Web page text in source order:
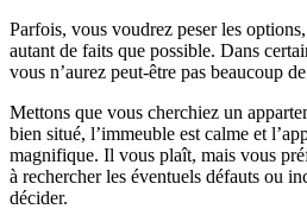
Parfois, vous voudrez peser les
autant de faits que possible. Dans
vous n’aurez peut-être pas beaucoup
Mettons que vous cherchiez un
bien situé, l’immeuble est calme et
magnifique. Il vous plaît, mais vous
à rechercher les éventuels défauts ou
décider.